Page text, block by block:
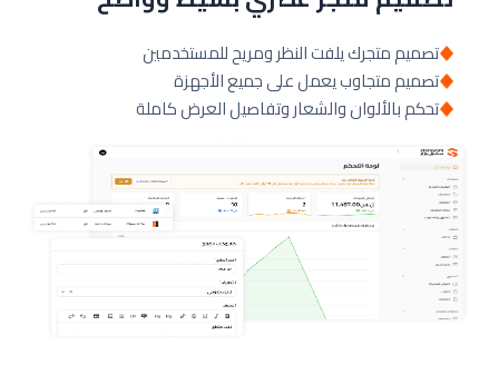
تصميم متجرك يلفت النظر ومريح للمستخدمين
تصميم متجاوب يعمل على جميع الأجهزة
تحكم بالألوان والشعار وتفاصيل العرض كاملة